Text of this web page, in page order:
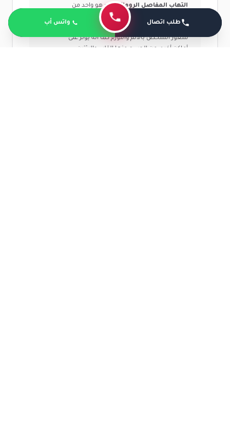
التهاب المفاصل الروماتويدي:هو واحد من
أمراض المناعة الذاتية التي تصيب الجسم وتقوم
فيها المناعة بمهاجمة المفاصل وينتج عنها
شعور الشخص بالألم والتورم كما أنه يؤثر على
أماكن أخرى من الجسم منها القلب والرئتين.
طلب اتصال واتس أب